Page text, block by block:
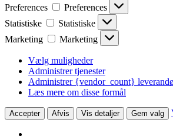
Preferences
Preferences
Statistiske
Statistiske
Marketing
Marketing
Vælg muligheder
Administrer tjenester
Administrer {vendor_count}
Læs mere om disse formål
Accepter Afvis Vis detaljer Gem valg